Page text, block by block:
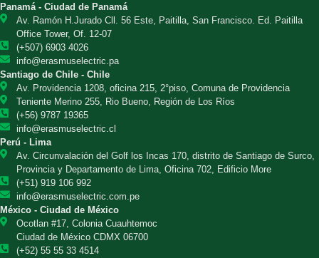
Panamá - Ciudad de Panamá
Av. Ramón H.Jurado Cll. 56 Este, Paitilla, San Francisco. Ed. Paitilla
Office Tower, Of. 12-07
(+507) 6903 4026
info@erasmuselectric.pa
Santiago de Chile - Chile
Av. Providencia 1208, oficina 215, 2°piso, Comuna de Providencia
Teniente Merino 255, Rio Bueno, Región de Los Ríos
(+56) 9787 19365
info@erasmuselectric.cl
Perú - Lima
Av. Circunvalación del Golf los Incas 170, distrito de Santiago de Surco,
Provincia y Departamento de Lima, Oficina 702, Edificio More
(+51) 919 106 992
info@erasmuselectric.com.pe
México - Ciudad de México
Ocotlan #17, Colonia Cuauhtemoc
Ciudad de México CDMX 06700
(+52) 55 55 33 4514